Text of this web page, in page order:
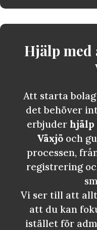
Hjälp med
Att starta
det behöver
erbjuder hjälp
Växjöoch
processen,
registrering
Vi ser till att
att du kan
istället för